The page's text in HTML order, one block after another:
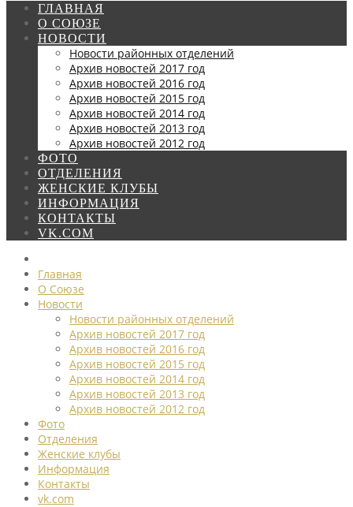
ГЛАВНАЯ
О СОЮЗЕ
НОВОСТИ
Новости районных отделений
Архив новостей 2017 год
Архив новостей 2016 год
Архив новостей 2015 год
Архив новостей 2014 год
Архив новостей 2013 год
Архив новостей 2012 год
ФОТО
ОТДЕЛЕНИЯ
ЖЕНСКИЕ КЛУБЫ
ИНФОРМАЦИЯ
КОНТАКТЫ
VK.COM
Главная
О Союзе
Новости
Новости районных отделений
Архив новостей 2017 год
Архив новостей 2016 год
Архив новостей 2015 год
Архив новостей 2014 год
Архив новостей 2013 год
Архив новостей 2012 год
Фото
Отделения
Женские клубы
Информация
Контакты
vk.com